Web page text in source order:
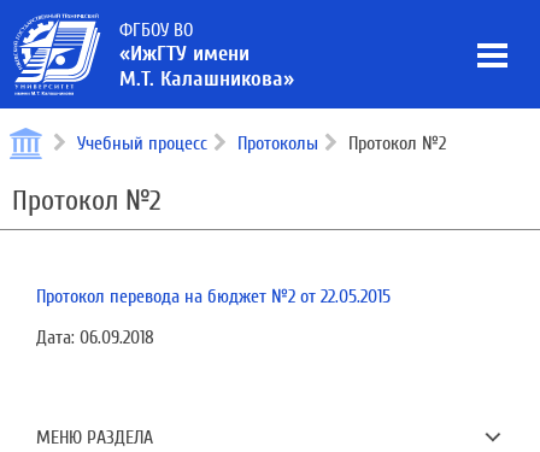
ФГБОУ ВО
«ИжГТУ имени
М.Т. Калашникова»
Учебный процесс Протоколы Протокол №2
Протокол №2
Протокол перевода на бюджет №2 от 22.05.2015
Дата: 06.09.2018
МЕНЮ РАЗДЕЛА